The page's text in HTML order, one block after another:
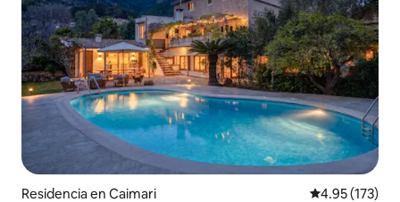
Residencia en Caimari Calificación
4.95 (173)